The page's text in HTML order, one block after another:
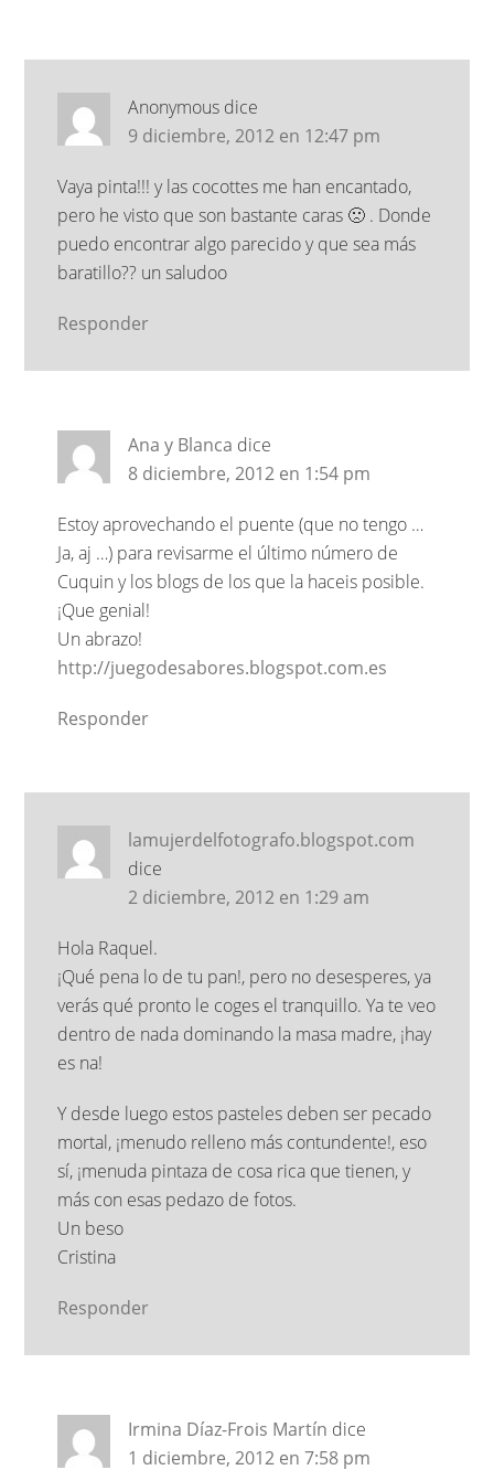
Anonymous dice
9 diciembre, 2012 en 12:47 pm
Vaya pinta!!! y las cocottes me han encantado,
pero he visto que son bastante caras 🙁 . Donde
puedo encontrar algo parecido y que sea más
baratillo?? un saludoo
Responder
Ana y Blanca dice
8 diciembre, 2012 en 1:54 pm
Estoy aprovechando el puente (que no tengo …
Ja, aj …) para revisarme el último número de
Cuquin y los blogs de los que la haceis posible.
¡Que genial!
Un abrazo!
http://juegodesabores.blogspot.com.es
Responder
lamujerdelfotografo.blogspot.com
dice
2 diciembre, 2012 en 1:29 am
Hola Raquel.
¡Qué pena lo de tu pan!, pero no desesperes, ya
verás qué pronto le coges el tranquillo. Ya te veo
dentro de nada dominando la masa madre, ¡hay
es na!
Y desde luego estos pasteles deben ser pecado
mortal, ¡menudo relleno más contundente!, eso
sí, ¡menuda pintaza de cosa rica que tienen, y
más con esas pedazo de fotos.
Un beso
Cristina
Responder
Irmina Díaz-Frois Martín dice
1 diciembre, 2012 en 7:58 pm